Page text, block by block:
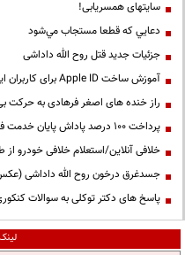
سایتهای همسریابی!
دعايي كه قطعا مستجاب مي‌شود
جزئیات جدید قتل روح الله داداشی
آموزش ساخت Apple ID برای کاربران ایرانی
راز خنده های اصغر فرهادی به حرکت
پرداخت ۱۰۰ درصد پاداش پایان خدمت فرهنگیان
خلافی آنلاین/استعلام خلافی خودرو از
جسدغرق درخون روح الله داداشی
پاسخ های دکتر توکلی به سوالات